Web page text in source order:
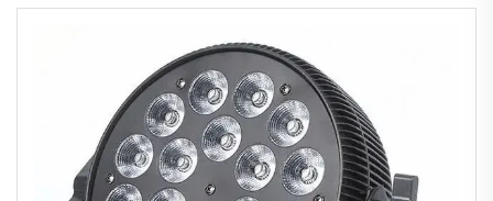
światło laserowe do parku ślubu